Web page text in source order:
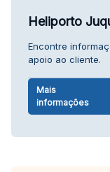
Heliporto
Encontre
apoio ao cliente.
Mais
informações